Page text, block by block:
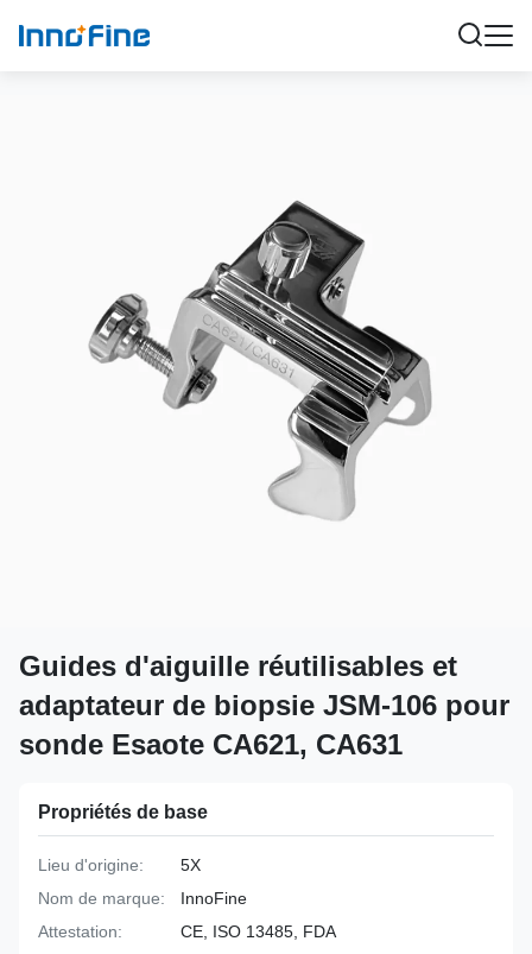
Guides d'aiguille réutilisables et
adaptateur de biopsie JSM-106 pour
sonde Esaote CA621, CA631
Propriétés de base
Lieu d'origine:
5X
Nom de marque:
InnoFine
Attestation:
CE, ISO 13485, FDA